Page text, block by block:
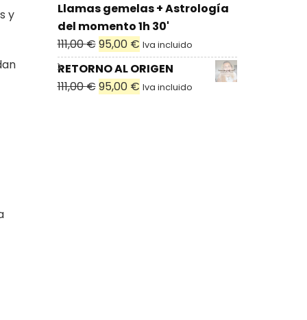
y
50,00 €.40,00 €.
Llamas gemelas + Astrología
del momento 1h 30'
111,00€El
precio
original
era:
95,00 €El
precio
actual
es:
Iva incluido
RETORNO AL ORIGEN
111,00€El
95,00 €ElIva incluido